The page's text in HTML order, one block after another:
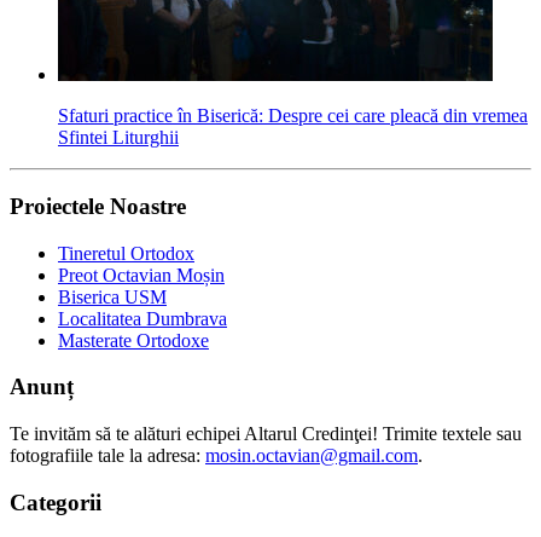
Sfaturi practice în Biserică: Despre cei care pleacă din vremea
Sfintei Liturghii
Proiectele Noastre
Tineretul Ortodox
Preot Octavian Moșin
Biserica USM
Localitatea Dumbrava
Masterate Ortodoxe
Anunț
Te invităm să te alături echipei Altarul Credinţei! Trimite textele sau
fotografiile tale la adresa: mosin.octavian@gmail.com.
Categorii